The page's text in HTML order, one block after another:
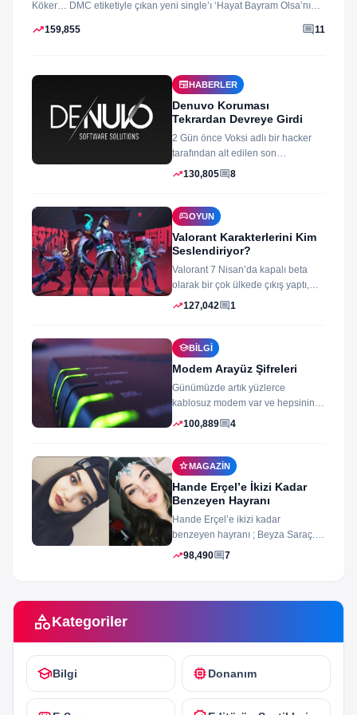
Köker… DMC etiketiyle çıkan yeni single’ı ‘Hayat Bayram Olsa’nın
trending_up159,855 comment11
newspaperHABERLER
Denuvo Koruması
Tekrardan Devreye Girdi
2 Gün önce Voksi adlı bir hacker
tarafından alt edilen son
dönemlerin yıkılmaz korsan
trending_up130,805comment8
sports_esportsOYUN
Valorant Karakterlerini Kim
Seslendiriyor?
Valorant 7 Nisan’da kapalı beta
olarak bir çok ülkede çıkış yaptı,
oyun izleyenler ve oynayanlar...
trending_up127,042comment1
schoolBILGI
Modem Arayüz Şifreleri
Günümüzde artık yüzlerce
kablosuz modem var ve hepsinin
arayüz şifleri ve arayüzü farklı
trending_up100,889comment4
starMAGAZIN
Hande Erçel’e İkizi Kadar
Benzeyen Hayranı
Hande Erçel’e ikizi kadar
benzeyen hayranı ; Beyza Saraç.
Son zamanlarda Hande Erçel’e
trending_up98,490comment7
categoryKategoriler
schoolBilgi memoryDonanım